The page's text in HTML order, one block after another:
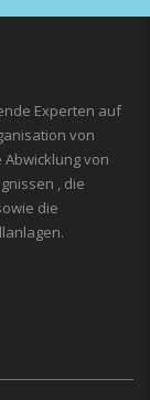
Experten auf
von
von
, die
die